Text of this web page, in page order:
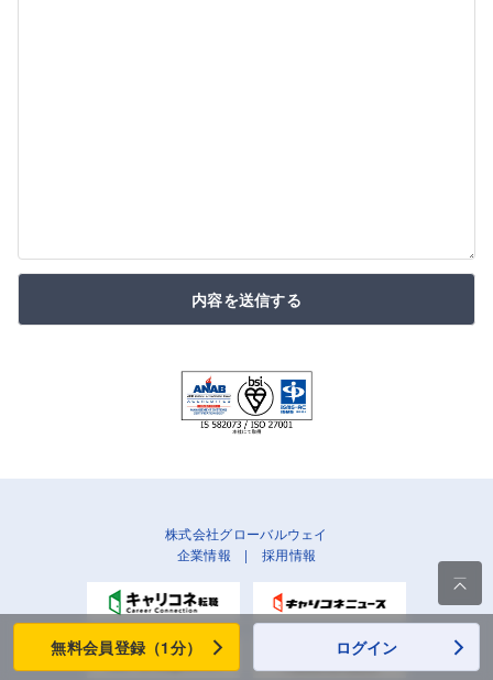
内容を送信する
株式会社グローバルウェイ
企業情報 | 採用情報

無料会員登録（1分） ログイン